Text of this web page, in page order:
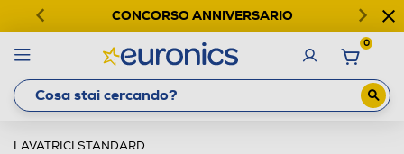
CONCORSO ANNIVERSARIO
0
LAVATRICI STANDARD